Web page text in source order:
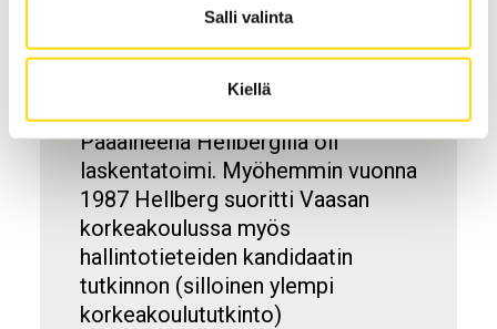
Salli valinta
Kiellä
kauppatieteiden kandidaatiksi
(silloinen ylempi
korkeakoulututkinto) Vaasan
kauppakorkeakoulusta.
Pääaineena Hellbergillä oli
laskentatoimi. Myöhemmin vuonna
1987 Hellberg suoritti Vaasan
korkeakoulussa myös
hallintotieteiden kandidaatin
tutkinnon (silloinen ylempi
korkeakoulututkinto)